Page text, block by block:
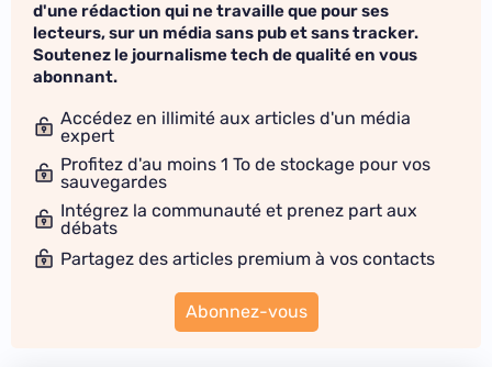
d'une rédaction qui ne travaille que pour ses
lecteurs, sur un média sans pub et sans tracker.
Soutenez le journalisme tech de qualité en vous
abonnant.
Accédez en illimité aux articles d'un média
expert
Profitez d'au moins 1 To de stockage pour vos
sauvegardes
Intégrez la communauté et prenez part aux
débats
Partagez des articles premium à vos contacts
Abonnez-vous